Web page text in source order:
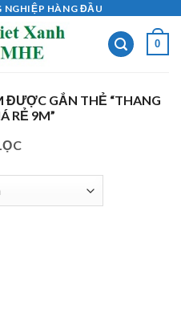
NGHIỆP HÀNG ĐẦU
0
ĐƯỢC GẮN THẺ “THANG
RẺ 9M”